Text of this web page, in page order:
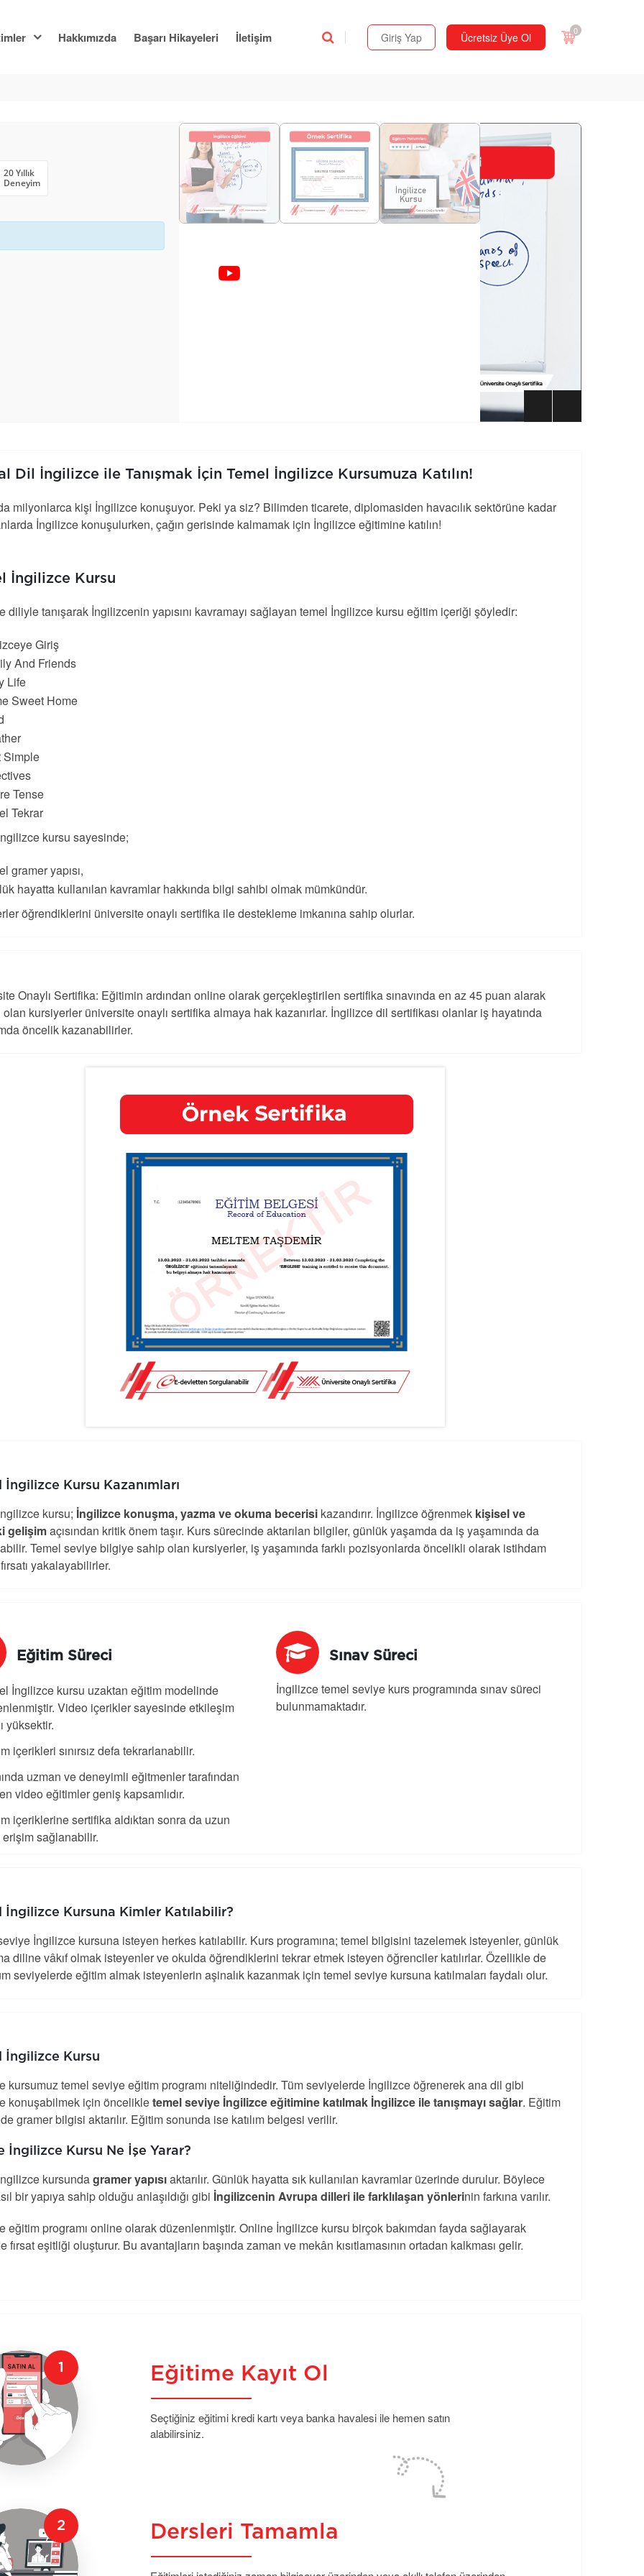
Hakkımızda Başarı Hikayeleri İletişim Giriş Yap Ücretsiz Üye Ol 0
20 Yıllık
Deneyim
Dil İngilizce ile Tanışmak İçin Temel İngilizce Kursumuza Katılın!
milyonlarca kişi İngilizce konuşuyor. Peki ya siz? Bilimden ticarete, diplomasiden havacılık sektörüne kadar
İngilizce konuşulurken, çağın gerisinde kalmamak için İngilizce eğitimine katılın!
İngilizce Kursu
diliyle tanışarak İngilizcenin yapısını kavramayı sağlayan temel İngilizce kursu eğitim içeriği şöyledir:
Giriş
And Friends
Life
Sweet Home
Simple
Tense
Tekrar
kursu sayesinde;
gramer yapısı,
hayatta kullanılan kavramlar hakkında bilgi sahibi olmak mümkündür.
öğrendiklerini üniversite onaylı sertifika ile destekleme imkanına sahip olurlar.
Onaylı Sertifika: Eğitimin ardından online olarak gerçekleştirilen sertifika sınavında en az 45 puan alarak
olan kursiyerler üniversite onaylı sertifika almaya hak kazanırlar. İngilizce dil sertifikası olanlar iş hayatında
öncelik kazanabilirler.
İngilizce Kursu Kazanımları
kursu; İngilizce konuşma, yazma ve okuma becerisi kazandırır. İngilizce öğrenmek kişisel ve
gelişimaçısından kritik önem taşır. Kurs sürecinde aktarılan bilgiler, günlük yaşamda da iş yaşamında da
Temel seviye bilgiye sahip olan kursiyerler, iş yaşamında farklı pozisyonlarda öncelikli olarak istihdam
yakalayabilirler.
Eğitim Süreci
İngilizce kursu uzaktan eğitim modelinde
Video içeriklersayesinde etkileşim
yüksektir.
içerikleri sınırsız defa tekrarlanabilir.
uzman ve deneyimli eğitmenler tarafından
video eğitimler geniş kapsamlıdır.
içeriklerine sertifika aldıktan sonra da uzun
sağlanabilir.
Sınav Süreci
İngilizce temel seviye kurs programında sınav süreci
bulunmamaktadır.
İngilizce Kursuna Kimler Katılabilir?
İngilizce kursuna isteyen herkes katılabilir. Kurs programına; temel bilgisini tazelemek isteyenler, günlük
diline vâkıf olmak isteyenler ve okulda öğrendiklerini tekrar etmek isteyen öğrenciler katılırlar. Özellikle de
seviyelerde eğitim almak isteyenlerin aşinalık kazanmak için temel seviye kursuna katılmaları faydalı olur.
İngilizce Kursu
kursumuz temel seviye eğitim programı niteliğindedir. Tüm seviyelerde İngilizce öğrenerek ana dil gibi
konuşabilmek için öncelikletemel seviye İngilizce eğitimine katılmak İngilizce ile tanışmayı sağlar. Eğitim
gramer bilgisi aktarılır. Eğitim sonunda ise katılım belgesi verilir.
İngilizce Kursu Ne İşe Yarar?
kursundagramer yapısıaktarılır. Günlük hayatta sık kullanılan kavramlar üzerinde durulur. Böylece
bir yapıya sahip olduğu anlaşıldığı gibi İngilizcenin Avrupa dilleri ile farklılaşan yönlerinin farkına varılır.
eğitim programı online olarak düzenlenmiştir. Online İngilizce kursu birçok bakımdan fayda sağlayarak
fırsat eşitliği oluşturur. Bu avantajların başında zaman ve mekân kısıtlamasının ortadan kalkması gelir.
Eğitime Kayıt Ol
Seçtiğiniz eğitimi kredi kartı veya banka havalesi ile hemen satın
alabilirsiniz.
Dersleri Tamamla